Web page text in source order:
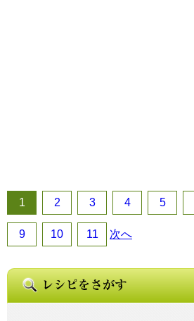
1 2 3 4 5
9 10 11 次へ